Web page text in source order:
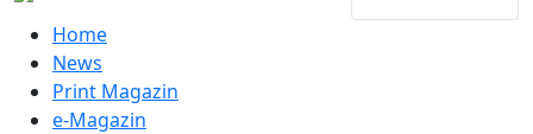
Home
News
Print Magazin
e-Magazin